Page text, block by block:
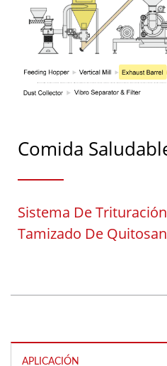
Comida
Sistema De
Tamizado De
APLICACIÓN